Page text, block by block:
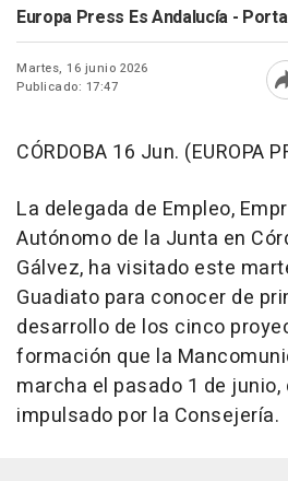
Europa Press Es Andalucía -
Martes, 16 junio 2026
Publicado: 17:47
CÓRDOBA 16 Jun. (EUROPA
La delegada de Empleo,
Autónomo de la Junta en
Gálvez, ha visitado este
Guadiato para conocer de
desarrollo de los cinco
formación que la
marcha el pasado 1 de
impulsado por la Consejería.